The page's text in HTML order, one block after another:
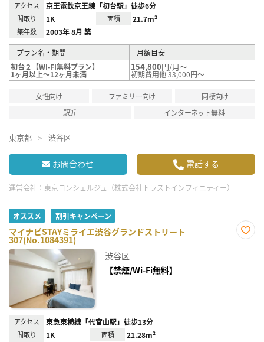
アクセス 京王電鉄京王線「初台駅」徒歩6分
間取り 1K 面積 21.7m²
築年数 2003年 8月 築
プラン名・期間
月額目安
初台２【WI-FI無料プラン】
1ヶ月以上～12ヶ月未満
154,800円/月～
初期費用他 33,000円～
女性向け ファミリー向け
同棲向け
駅近
インターネット無料
東京都 渋谷区
お問合わせ 電話する
運営会社： 東京コンシェルジュ（株式会社トラストインフィニティー）
オススメ 割引キャンペーン
マイナビSTAYミライエ渋谷グランドストリート
307(No.1084391)
渋谷区
【禁煙/Wi-Fi無料】
アクセス 東急東横線「代官山駅」徒歩13分
間取り 1K 面積 21.28m²